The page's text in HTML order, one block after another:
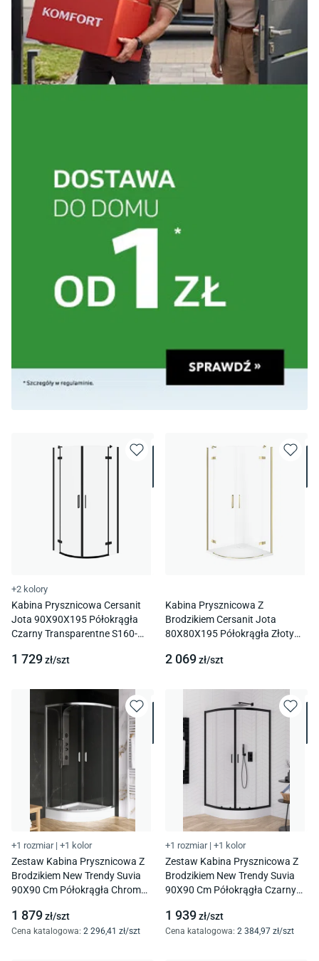
+2 kolory
Kabina Prysznicowa Cersanit
Jota 90X90X195 Półokrągła
Czarny Transparentne S160-
1 729zł/szt
Kabina Prysznicowa Z
Brodzikiem Cersanit Jota
80X80X195 Półokrągła Złoty
S601-430
2 069zł/szt
+1 rozmiar | +1 kolor
Zestaw Kabina Prysznicowa Z
Brodzikiem New Trendy Suvia
90X90 Cm Półokrągła Chrom
1 879zł/szt
Cena katalogowa: 2 296,41 zł/szt
+1 rozmiar | +1 kolor
Zestaw Kabina Prysznicowa Z
Brodzikiem New Trendy Suvia
90X90 Cm Półokrągła Czarny
1 939zł/szt
Cena katalogowa: 2 384,97 zł/szt